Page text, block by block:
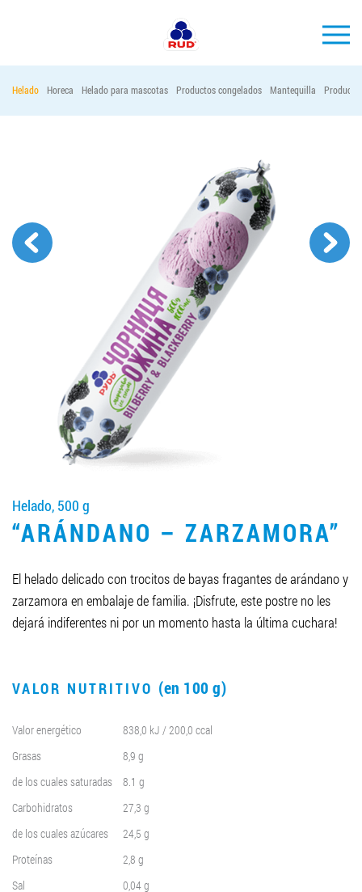
Horeca
Contactos
Vacantes
PEDIR PRODUCTOS "RUD":
LLEGAR A SER SOCIO
0412 48 28 17
0412 42 29 23
Helado Horeca Helado para mascotas Productos congelados Mantequilla
Helado, 500 g
“ARÁNDANO – ZARZAMORA”
El helado delicado con trocitos de bayas fragantes de arándano y
zarzamora en embalaje de familia. ¡Disfrute, este postre no les
dejará indiferentes ni por un momento hasta la última cuchara!
VALOR NUTRITIVO (en 100 g)
Valor energético
838,0 kJ / 200,0 ccal
Grasas
8,9 g
de los cuales saturadas
8.1 g
Carbohidratos
27,3 g
de los cuales azúcares
24,5 g
Proteínas
2,8 g
Sal
0,04 g